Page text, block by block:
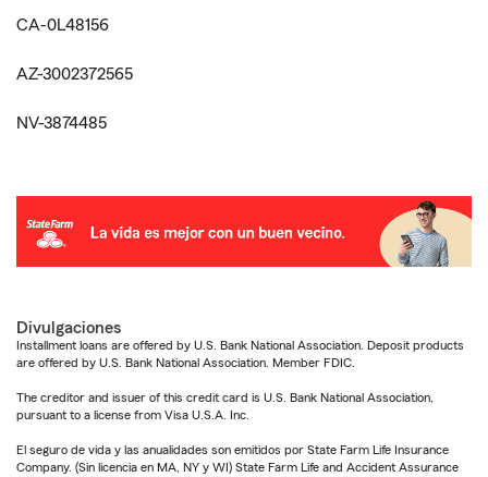
CA-0L48156
AZ-3002372565
NV-3874485
Divulgaciones
Installment loans are offered by U.S. Bank National Association. Deposit products
are offered by U.S. Bank National Association. Member FDIC.
The creditor and issuer of this credit card is U.S. Bank National Association,
pursuant to a license from Visa U.S.A. Inc.
El seguro de vida y las anualidades son emitidos por State Farm Life Insurance
Company. (Sin licencia en MA, NY y WI) State Farm Life and Accident Assurance